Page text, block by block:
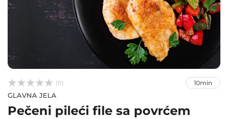


 (0) 10min
GLAVNA JELA
Pečeni pileći file sa povrćem